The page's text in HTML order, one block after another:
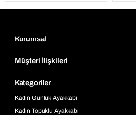
Kurumsal
Müşteri İlişkileri
Kategoriler
Kadın Günlük Ayakkabı
Kadın Topuklu Ayakkabı